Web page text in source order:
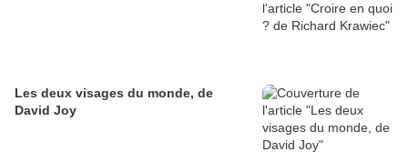
Les deux visages du monde, de
David Joy